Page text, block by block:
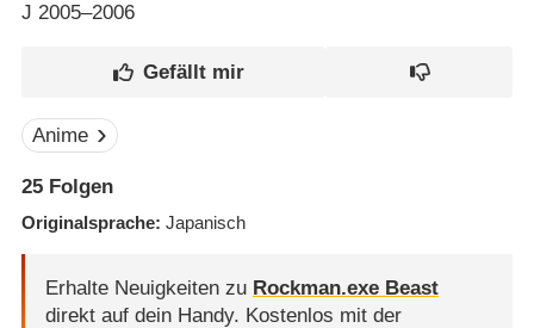
J 2005–2006
Anime
25Folgen
Originalsprache Japanisch
Erhalte Neuigkeiten zu Rockman.exe Beast
direkt auf dein Handy. Kostenlos mit der